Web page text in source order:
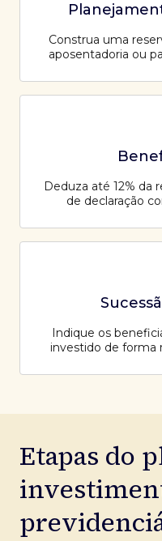
Construa uma
aposentadoria ou
Deduza até 12% da
de declaração
Indique os
investido de forma
Etapas do